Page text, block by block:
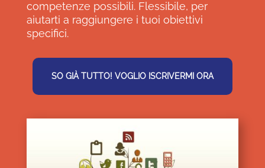
competenze possibili. Flessibile, per
aiutarti a raggiungere i tuoi obiettivi
specifici.
SO GIÀ TUTTO! VOGLIO ISCRIVERMI ORA